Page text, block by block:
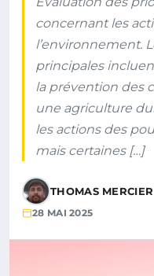
concernant les
l’environnement.
principales
la prévention des
une agriculture
les actions des
mais certaines […]
THOMAS MERCIER
28 MAI 2025